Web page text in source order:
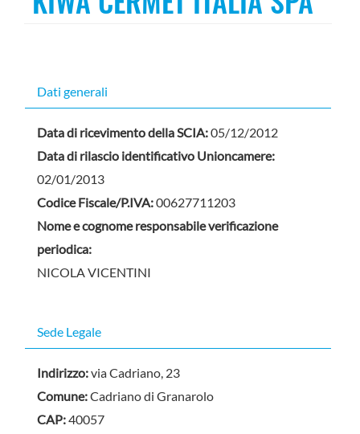
Dati generali
Data di ricevimento della SCIA:05/12/2012
Data di rilascio identificativo Unioncamere:
02/01/2013
Codice Fiscale/P.IVA:00627711203
Nome e cognome responsabile verificazione
periodica:
NICOLA VICENTINI
Sede Legale
Indirizzo:via Cadriano, 23
Comune:Cadriano di Granarolo
CAP:40057